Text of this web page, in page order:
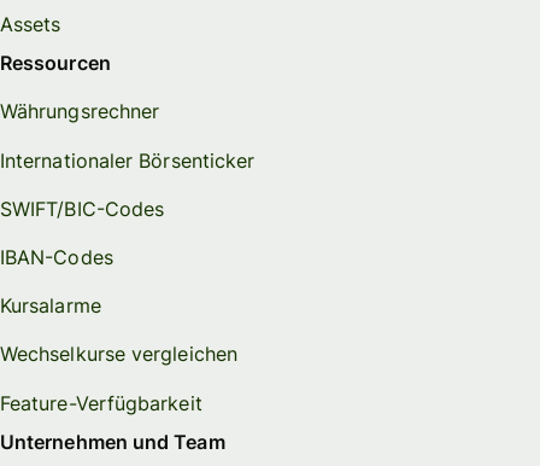
Assets
Ressourcen
Währungsrechner
Internationaler Börsenticker
SWIFT/BIC-Codes
IBAN-Codes
Kursalarme
Wechselkurse vergleichen
Feature-Verfügbarkeit
Unternehmen und Team